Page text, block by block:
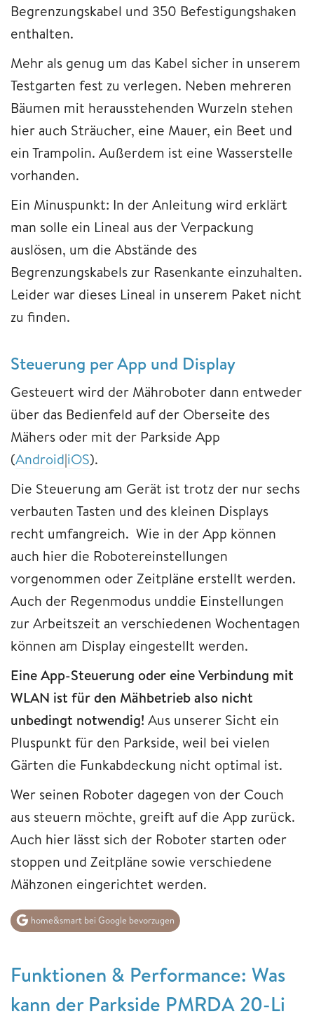
Begrenzungskabel und 350 Befestigungshaken
enthalten.
Mehr als genug um das Kabel sicher in unserem
Testgarten fest zu verlegen. Neben mehreren
Bäumen mit herausstehenden Wurzeln stehen
hier auch Sträucher, eine Mauer, ein Beet und
ein Trampolin. Außerdem ist eine Wasserstelle
vorhanden.
Ein Minuspunkt: In der Anleitung wird erklärt
man solle ein Lineal aus der Verpackung
auslösen, um die Abstände des
Begrenzungskabels zur Rasenkante einzuhalten.
Leider war dieses Lineal in unserem Paket nicht
zu finden.
Steuerung per App und Display
Gesteuert wird der Mähroboter dann entweder
über das Bedienfeld auf der Oberseite des
Mähers oder mit der Parkside App
(Android|iOS).
Die Steuerung am Gerät ist trotz der nur sechs
verbauten Tasten und des kleinen Displays
recht umfangreich. Wie in der App können
auch hier die Robotereinstellungen
vorgenommen oder Zeitpläne erstellt werden.
Auch der Regenmodus unddie Einstellungen
zur Arbeitszeit an verschiedenen Wochentagen
können am Display eingestellt werden.
Eine App-Steuerung oder eine Verbindung mit
WLAN ist für den Mähbetrieb also nicht
unbedingt notwendig! Aus unserer Sicht ein
Pluspunkt für den Parkside, weil bei vielen
Gärten die Funkabdeckung nicht optimal ist.
Wer seinen Roboter dagegen von der Couch
aus steuern möchte, greift auf die App zurück.
Auch hier lässt sich der Roboter starten oder
stoppen und Zeitpläne sowie verschiedene
Mähzonen eingerichtet werden.
home&smart bei Google bevorzugen
Funktionen & Performance: Was
kann der Parkside PMRDA 20-Li